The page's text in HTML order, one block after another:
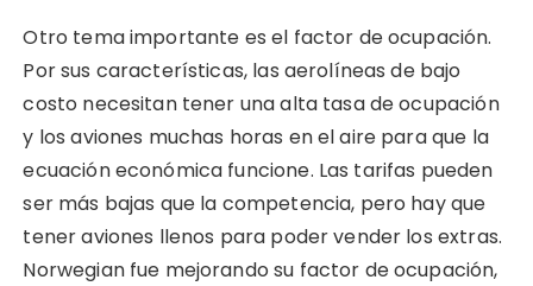
Otro tema importante es el factor de ocupación.
Por sus características, las aerolíneas de bajo
costo necesitan tener una alta tasa de ocupación
y los aviones muchas horas en el aire para que la
ecuación económica funcione. Las tarifas pueden
ser más bajas que la competencia, pero hay que
tener aviones llenos para poder vender los extras.
Norwegian fue mejorando su factor de ocupación,